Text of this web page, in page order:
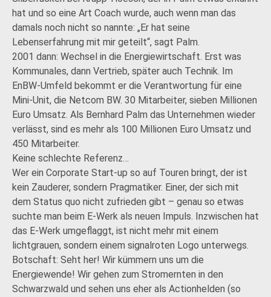
hat und so eine Art Coach wurde, auch wenn man das
damals noch nicht so nannte: „Er hat seine
Lebenserfahrung mit mir geteilt“, sagt Palm.
2001 dann: Wechsel in die Energiewirtschaft. Erst was
Kommunales, dann Vertrieb, später auch Technik. Im
EnBW-Umfeld bekommt er die Verantwortung für eine
Mini-Unit, die Netcom BW. 30 Mitarbeiter, sieben Millionen
Euro Umsatz. Als Bernhard Palm das Unternehmen wieder
verlässt, sind es mehr als 100 Millionen Euro Umsatz und
450 Mitarbeiter.
Keine schlechte Referenz…
Wer ein Corporate Start-up so auf Touren bringt, der ist
kein Zauderer, sondern Pragmatiker. Einer, der sich mit
dem Status quo nicht zufrieden gibt – genau so etwas
suchte man beim E-Werk als neuen Impuls. Inzwischen hat
das E-Werk umgeflaggt, ist nicht mehr mit einem
lichtgrauen, sondern einem signalroten Logo unterwegs.
Botschaft: Seht her! Wir kümmern uns um die
Energiewende! Wir gehen zum Stromernten in den
Schwarzwald und sehen uns eher als Actionhelden (so